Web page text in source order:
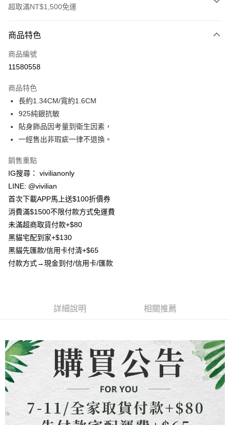
超取滿NT$1,500免運
信用卡一次付款
信用卡分期付款
合作金庫商業銀行
華南商業銀行
上海商業儲蓄銀行
國泰世華商業銀行
臺灣中小企業銀行
聯邦商業銀行
元大商業銀行
台新國際商業銀行
台灣樂天信用卡公司
超商取貨付款
LINE Pay
Apple Pay
悠遊付
Google Pay
大哥付你分期
相關說明
【大哥付你分期使用說明】
2.付款方式選擇「大哥付你分期」，訂單成立後會自動跳轉到大哥付的交易
流程，驗證手機門號後，選擇欲分期的期數、繳款截止日，確認付款後即完
法說明評估內容。
2.透過簡訊連結打開帳單後，可選擇「超商條碼／台灣大直營門市／銀行轉
帳／街口支付／iPASS MONEY」等通路繳費。
【注意事項】
1.本服務係由「台灣大哥大股份有限公司」（以下簡稱本公司）所提供，讓
用戶於交易時，得透過本服務購買商品或服務，並由商店將買賣／分期付款
買賣價金債權讓與本公司後，依約使用本公司帳單繳交帳款。
2.基於同意付款使用「大哥付你分期」之契約關係目的，商店將以您的個人
資料（包含姓名、電話或地址）提供予台灣大哥大進項蒐集、處理及利用，
AFTEE先享後付
相關說明
【關於「AFTEE先享後付」】
２．便利：只要手機號碼，簡訊認證，即可結帳。
３．安心：先確認商品／服務後，再付款。
１．於結帳方式選擇「AFTEE先享後付」後，將跳轉至「AFTEE先享後付」
結帳頁面，進行簡訊認證並確認金額後，即可完成結帳。
２．訂單成立數日內，您將收到繳費通知簡訊。
３．收到繳費通知簡訊後14天內，點擊此簡訊中的連結，可透過四大超商／
ATM／網路銀行／等多元方式進行付款，方視為交易完成。
※ 請注意：結帳手續完成當下不需立刻繳費，但若您需要取消訂單，請聯絡
購買商品的店家。未經商家同意取消之訂單仍視為有效，需透過AFTEE先享
後付繳納相關費用。
※ 交易是否成功請以「AFTEE先享後付 」之結帳頁面顯示為準，若有關於
是否繳費成功／繳費後需取消欲退款等相關疑問，請聯繫「AFTEE先享後付
每筆NT$80，滿NT$1,500(含以上)免運費
7-11取貨付款
每筆NT$80，滿NT$1,500(含以上)免運費
先付款宅配到府
每筆NT$65，滿NT$1,500(含以上)免運費
商品特色
商品編號
11580558
商品特色
長約1.34CM/寬約1.6CM
925純銀抗敏
貼身飾品因考量到衛生因素，
一經售出非瑕疵一律不退換。
銷售重點
IG搜尋： vivilianonly
LINE: @vivilian
首次下載APP馬上送$100折價券
消費滿$1500不限付款方式免運費
未滿超商取貨付款+$80
黑貓宅配到家+$130
黑貓先匯款/信用卡付清+$65
付款方式→現金到付/信用卡/匯款
詳細說明 相關推薦